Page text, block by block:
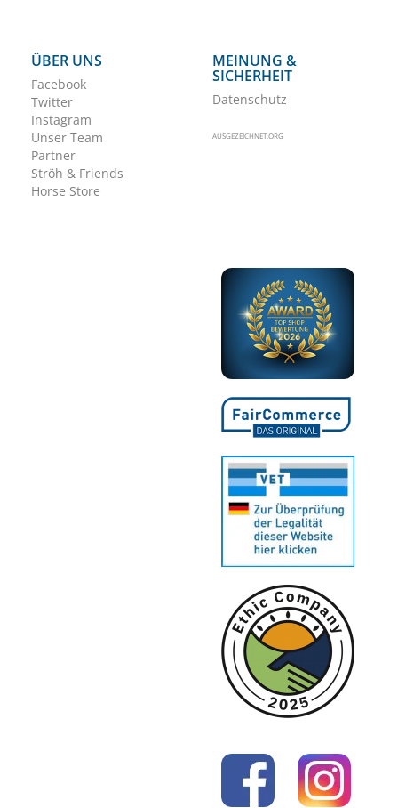
ÜBER UNS
Facebook
Twitter
Instagram
Unser Team
Partner
Ströh & Friends
Horse Store
MEINUNG &
SICHERHEIT
Datenschutz
AUSGEZEICHNET.ORG